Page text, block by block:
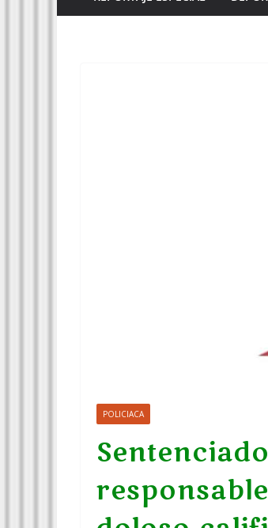
POLICIACA